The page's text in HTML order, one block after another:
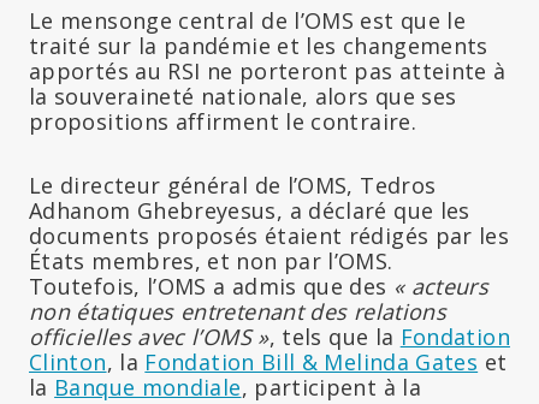
Le mensonge central de l’OMS est que le
traité sur la pandémie et les changements
apportés au RSI ne porteront pas atteinte à
la souveraineté nationale, alors que ses
propositions affirment le contraire.
Le directeur général de l’OMS, Tedros
Adhanom Ghebreyesus, a déclaré que les
documents proposés étaient rédigés par les
États membres, et non par l’OMS.
Toutefois, l’OMS a admis que des « acteurs
non étatiques entretenant des relations
officielles avec l’OMS », tels que la Fondation
Clinton, la Fondation Bill & Melinda Gates et
la Banque mondiale, participent à la